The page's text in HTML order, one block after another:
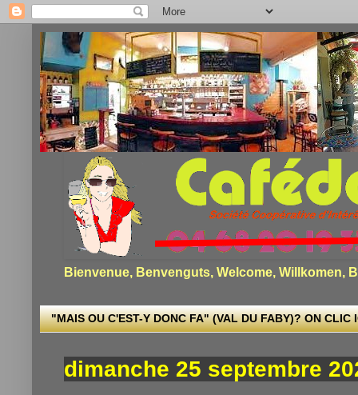
Bienvenue, Benvenguts, Welcome, Willkomen,
"MAIS OU C'EST-Y DONC FA" (VAL DU FABY)? ON CLIC
dimanche 25 septembre